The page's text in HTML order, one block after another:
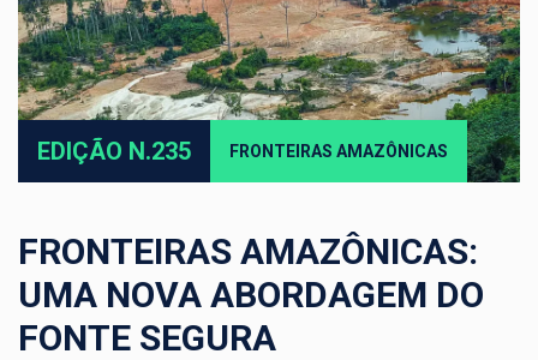
EDIÇÃO N.235 FRONTEIRAS AMAZÔNICAS
FRONTEIRAS AMAZÔNICAS:
UMA NOVA ABORDAGEM DO
FONTE SEGURA